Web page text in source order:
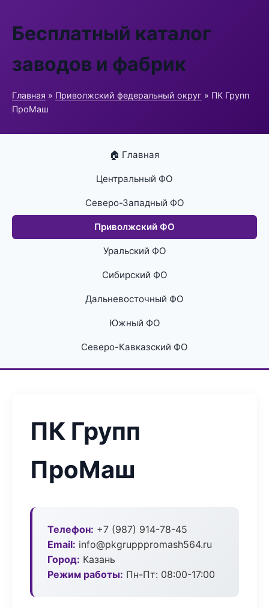
Бесплатный каталог
заводов и фабрик
Главная » Приволжский федеральный округ » ПК Групп
ПроМаш
🏠 Главная
Центральный ФО
Северо-Западный ФО
Приволжский ФО
Уральский ФО
Сибирский ФО
Дальневосточный ФО
Южный ФО
Северо-Кавказский ФО
ПК Групп
ПроМаш
Телефон: +7 (987) 914-78-45
Email: info@pkgrupppromash564.ru
Город: Казань
Режим работы: Пн-Пт: 08:00-17:00